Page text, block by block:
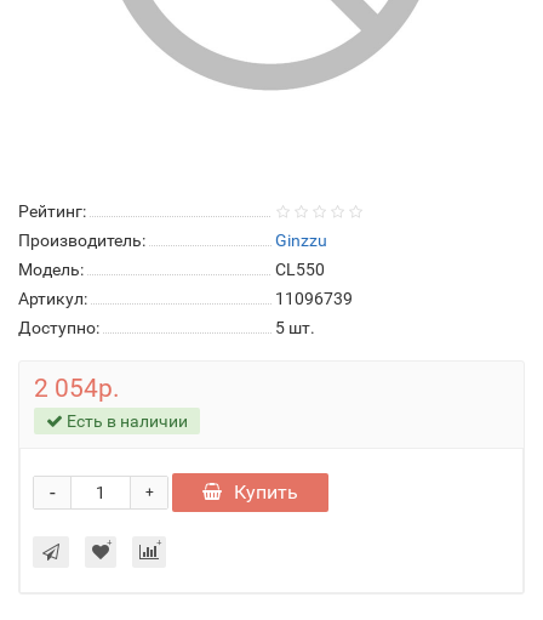
Рейтинг:
Производитель:
Ginzzu
Модель:
CL550
Артикул:
11096739
Доступно:
5 шт.
2 054р.
Есть в наличии
+
- Купить